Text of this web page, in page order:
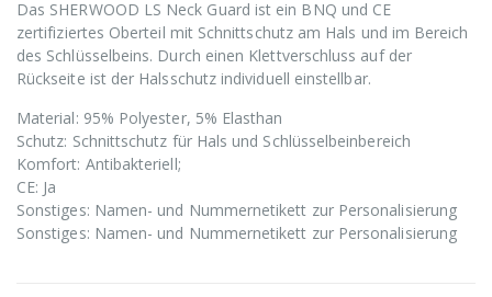
Das SHERWOOD LS Neck Guard ist ein BNQ und CE
zertifiziertes Oberteil mit Schnittschutz am Hals und im Bereich
des Schlüsselbeins. Durch einen Klettverschluss auf der
Rückseite ist der Halsschutz individuell einstellbar.
Material: 95% Polyester, 5% Elasthan
Schutz: Schnittschutz für Hals und Schlüsselbeinbereich
Komfort: Antibakteriell;
CE: Ja
Sonstiges: Namen- und Nummernetikett zur Personalisierung
Sonstiges: Namen- und Nummernetikett zur Personalisierung